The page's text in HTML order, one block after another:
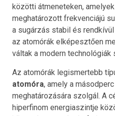
közötti átmeneteken,
meghatározott frekvenciájú
a sugárzás stabil és
az atomórák elképesztően
váltak a modern technológiák
Az atomórák legismertebb
atomóra, amely a
meghatározására szolgál. A
hiperfinom energiaszintje